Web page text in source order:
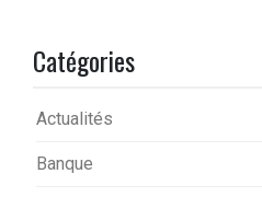
Catégories
Actualités
Banque